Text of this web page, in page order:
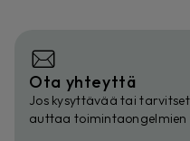
Ota yhteyttä
Jos kysyttävää tai
auttaa toimintaongelmien